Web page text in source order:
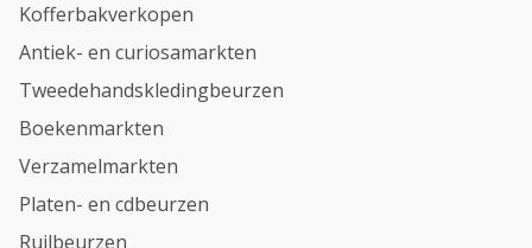
Kofferbakverkopen
Antiek- en curiosamarkten
Tweedehandskledingbeurzen
Boekenmarkten
Verzamelmarkten
Platen- en cdbeurzen
Ruilbeurzen